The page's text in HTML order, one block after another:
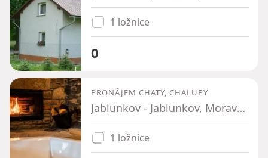
1 ložnice
0
PRONÁJEM CHATY, CHALUPY
Jablunkov - Jablunkov, Moravskoslezský kraj
1 ložnice